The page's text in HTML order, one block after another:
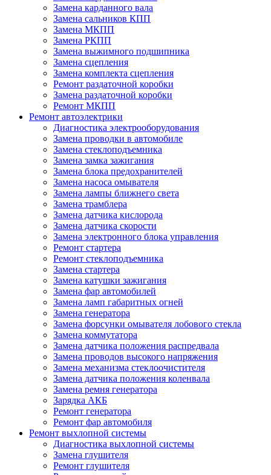
Замена карданного вала
Замена сальников КПП
Замена МКПП
Замена РКПП
Замена выжимного подшипника
Замена сцепления
Замена комплекта сцепления
Ремонт раздаточной коробки
Замена раздаточной коробки
Ремонт МКПП
Ремонт автоэлектрики
Диагностика электрооборудования
Замена проводки в автомобиле
Замена стеклоподъемника
Замена замка зажигания
Замена блока предохранителей
Замена насоса омывателя
Замена лампы ближнего света
Замена трамблера
Замена датчика кислорода
Замена датчика скорости
Замена электронного блока управления
Ремонт стартера
Ремонт стеклоподъемника
Замена стартера
Замена катушки зажигания
Замена фар автомобилей
Замена ламп габаритных огней
Замена генератора
Замена форсунки омывателя лобового стекла
Замена коммутатора
Замена датчика положения распредвала
Замена проводов высокого напряжения
Замена механизма стеклоочистителя
Замена датчика положения коленвала
Замена ремня генератора
Зарядка АКБ
Ремонт генератора
Ремонт фар автомобиля
Ремонт выхлопной системы
Диагностика выхлопной системы
Замена глушителя
Ремонт глушителя